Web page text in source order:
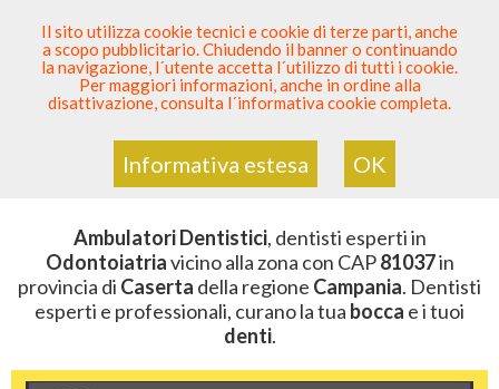
SEI DENTISTA? PARTECIPA
Sei QuiElenco Dentista Sicuro > Odontoiatria>
Ambulatori Dentistici>Campania>Caserta>CAP
81037
ZONA CON CAP 81037
Ambulatori Dentistici, dentisti esperti in
Odontoiatriavicino alla zona con CAP81037in
provincia di Caserta della regione Campania. Dentisti
esperti e professionali, curano la tua bocca e i tuoi
denti.
Il sito utilizza cookie tecnici e cookie di terze parti, anche
a scopo pubblicitario. Chiudendo il banner o continuando
la navigazione, l´utente accetta l´utilizzo di tutti i cookie.
Per maggiori informazioni, anche in ordine alla
disattivazione, consulta l´informativa cookie completa.
Informativa estesa OK